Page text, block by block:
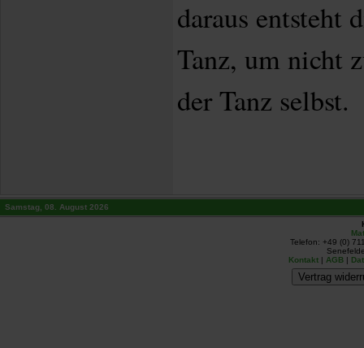
daraus entsteht
Tanz, um nicht
der Tanz selbst.
Samstag, 08. August 2026
Telefon: +49 (0)
Kontakt | AGB |
Vertrag